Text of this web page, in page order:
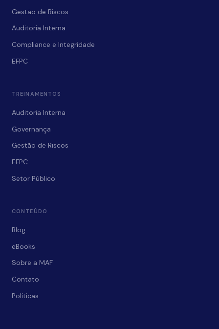
Gestão de Riscos
Auditoria Interna
Compliance e Integridade
EFPC
TREINAMENTOS
Auditoria Interna
Governança
Gestão de Riscos
EFPC
Setor Público
CONTEÚDO
Blog
eBooks
Sobre a MAF
Contato
Políticas